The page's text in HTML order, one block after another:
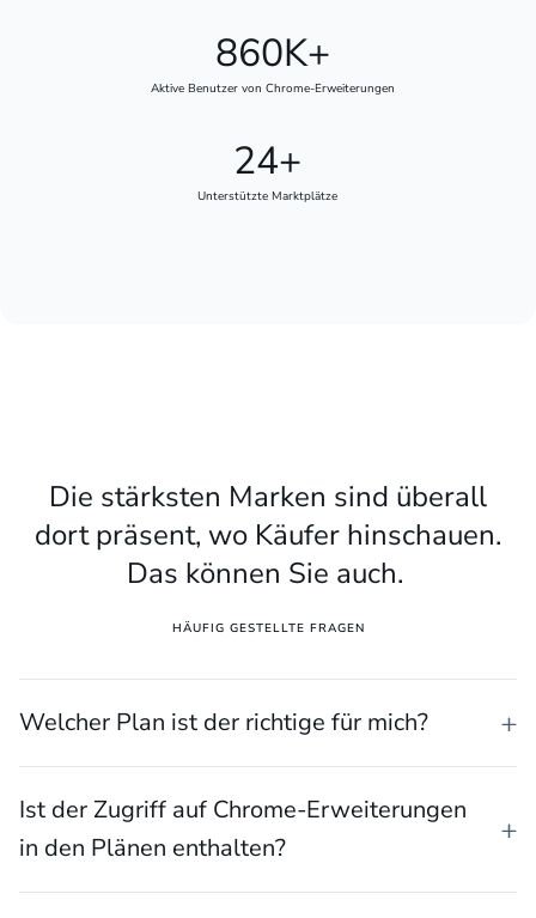
860K+
Aktive Benutzer von Chrome-Erweiterungen
24+
Unterstützte Marktplätze
Die stärksten Marken sind überall
dort präsent, wo Käufer hinschauen.
Das können Sie auch.
HÄUFIG GESTELLTE FRAGEN
Welcher Plan ist der richtige für mich?
Ist der Zugriff auf Chrome-Erweiterungen
in den Plänen enthalten?